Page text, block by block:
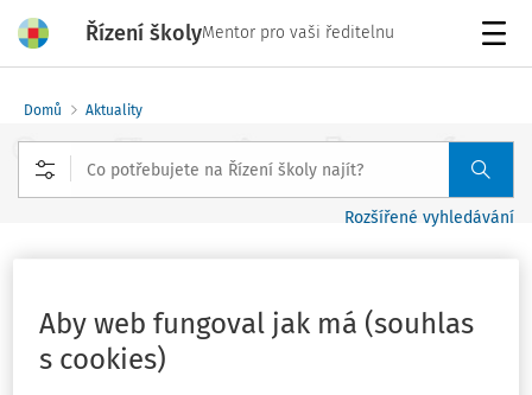
Řízení školyMentor pro vaši ředitelnu
Domů Aktuality
Rozšířené vyhledávání
Vydáno:11. 11. 2012
1 minuta čtení
Zdroj :MŠMT
Aby web fungoval jak má (souhlas
s cookies)